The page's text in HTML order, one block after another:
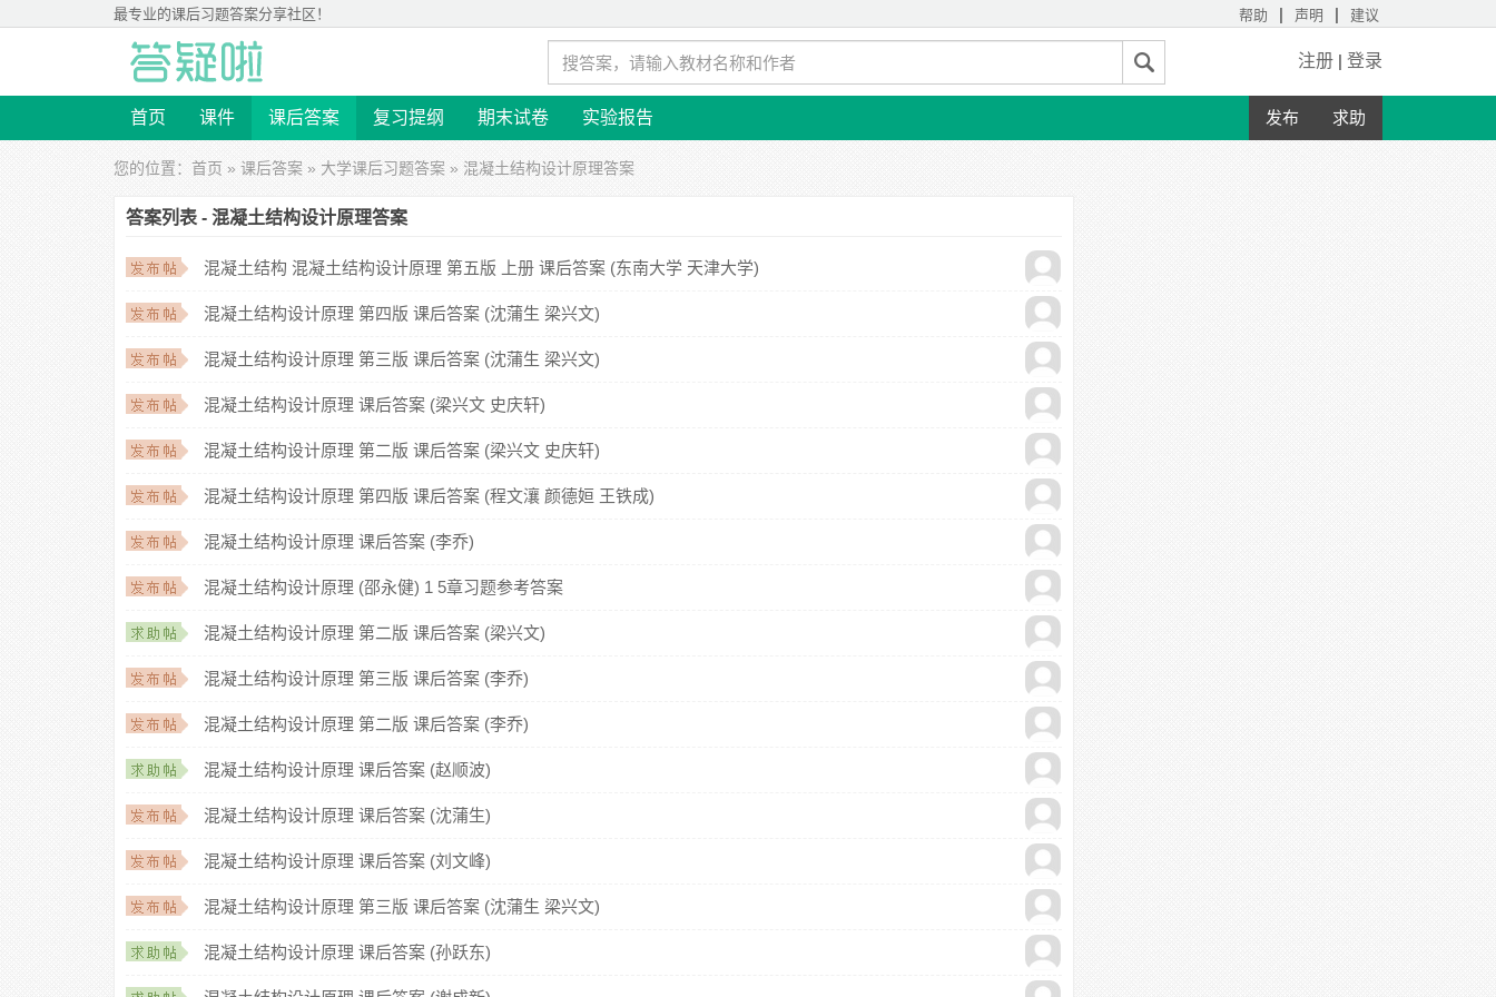
最专业的课后习题答案分享社区！ 帮助 | 声明 | 建议
注册 | 登录
首页 课件 课后答案 复习提纲 期末试卷 实验报告 发布 求助
您的位置： 首页 » 课后答案 » 大学课后习题答案 » 混凝土结构设计原理答案
答案列表 - 混凝土结构设计原理答案
混凝土结构 混凝土结构设计原理 第五版 上册 课后答案 (东南大学 天津大学)
混凝土结构设计原理 第四版 课后答案 (沈蒲生 梁兴文)
混凝土结构设计原理 第三版 课后答案 (沈蒲生 梁兴文)
混凝土结构设计原理 课后答案 (梁兴文 史庆轩)
混凝土结构设计原理 第二版 课后答案 (梁兴文 史庆轩)
混凝土结构设计原理 第四版 课后答案 (程文瀼 颜德姮 王铁成)
混凝土结构设计原理 课后答案 (李乔)
混凝土结构设计原理 (邵永健) 1 5章习题参考答案
混凝土结构设计原理 第二版 课后答案 (梁兴文)
混凝土结构设计原理 第三版 课后答案 (李乔)
混凝土结构设计原理 第二版 课后答案 (李乔)
混凝土结构设计原理 课后答案 (赵顺波)
混凝土结构设计原理 课后答案 (沈蒲生)
混凝土结构设计原理 课后答案 (刘文峰)
混凝土结构设计原理 第三版 课后答案 (沈蒲生 梁兴文)
混凝土结构设计原理 课后答案 (孙跃东)